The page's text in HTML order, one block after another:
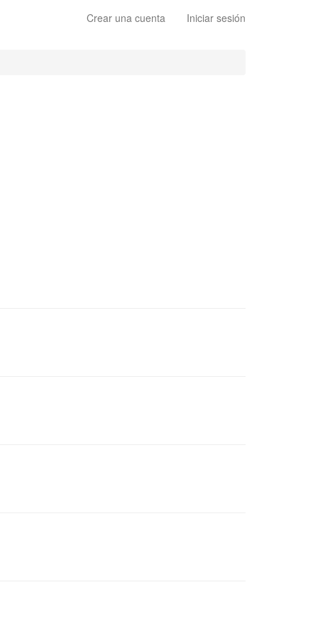
Crear una cuenta Iniciar sesión